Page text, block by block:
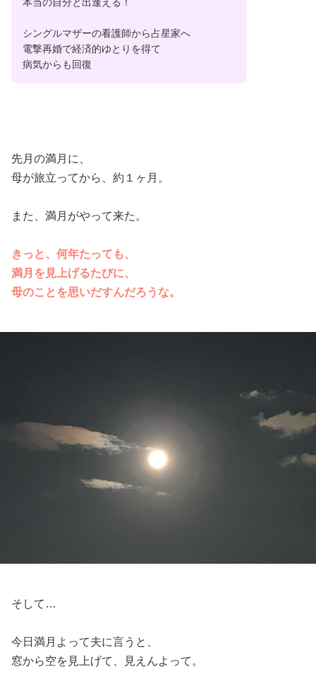
本当の自分と出逢える！
シングルマザーの看護師から占星家へ
電撃再婚で経済的ゆとりを得て
病気からも回復
先月の満月に、
母が旅立ってから、約１ヶ月。
また、満月がやって来た。
きっと、何年たっても、
満月を見上げるたびに、
母のことを思いだすんだろうな。
そして…
今日満月よって夫に言うと、
窓から空を見上げて、見えんよって。